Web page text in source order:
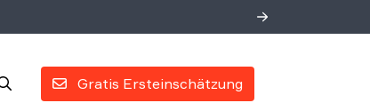
Gratis Ersteinschätzung